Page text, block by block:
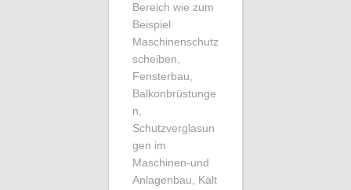
Bereich wie zum
Beispiel
Maschinenschutz
scheiben,
Fensterbau,
Balkonbrüstunge
n,
Schutzverglasun
gen im
Maschinen-und
Anlagenbau, Kalt